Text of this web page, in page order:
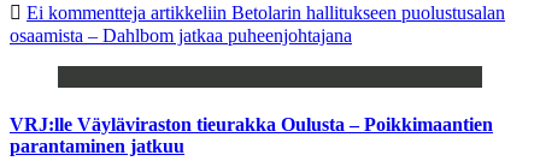
Ei kommentteja artikkeliin Betolarin hallitukseen puolustusalan
osaamista – Dahlbom jatkaa puheenjohtajana
VRJ:lle Väyläviraston tieurakka Oulusta – Poikkimaantien
parantaminen jatkuu